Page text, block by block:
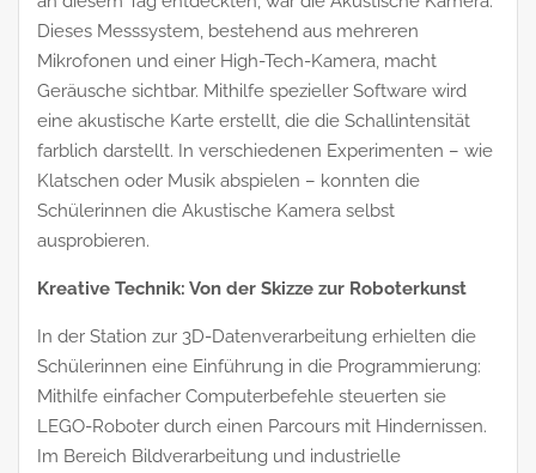
Dieses Messsystem, bestehend aus mehreren
Mikrofonen und einer High-Tech-Kamera, macht
Geräusche sichtbar. Mithilfe spezieller Software wird
eine akustische Karte erstellt, die die Schallintensität
farblich darstellt. In verschiedenen Experimenten – wie
Klatschen oder Musik abspielen – konnten die
Schülerinnen die Akustische Kamera selbst
ausprobieren.
Kreative Technik: Von der Skizze zur Roboterkunst
In der Station zur 3D-Datenverarbeitung erhielten die
Schülerinnen eine Einführung in die Programmierung:
Mithilfe einfacher Computerbefehle steuerten sie
LEGO-Roboter durch einen Parcours mit Hindernissen.
Im Bereich Bildverarbeitung und industrielle